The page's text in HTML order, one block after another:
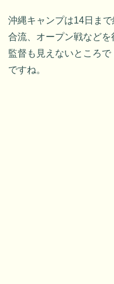
沖縄キャンプは14日ま
合流、オープン戦などを
監督も見えないところ
ですね。